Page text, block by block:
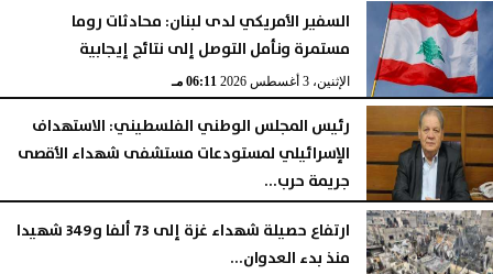
السفير الأمريكي لدى لبنان: محادثات روما
مستمرة ونأمل التوصل إلى نتائج إيجابية
الإثنين، 3 أغسطس 2026 06:11 مـ
رئيس المجلس الوطني الفلسطيني: الاستهداف
الإسرائيلي لمستودعات مستشفى شهداء الأقصى
جريمة حرب...
السبت، 1 أغسطس 2026
ارتفاع حصيلة شهداء غزة إلى 73 ألفا و349 شهيدا
منذ بدء العدوان...